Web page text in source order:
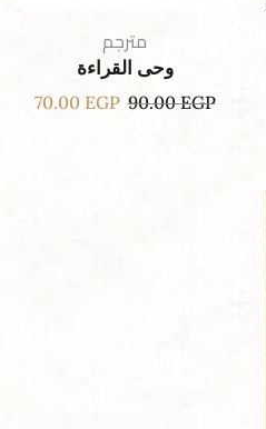
مترجم
وحى القراءة
90.00EGP
70.00 EGP